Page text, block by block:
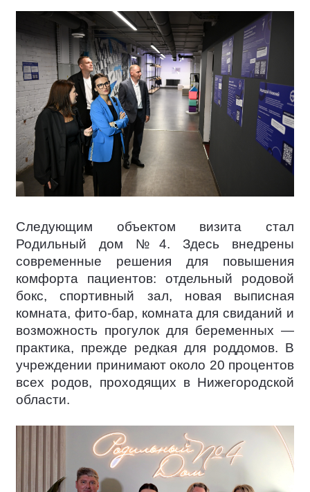
Следующим объектом визита стал
Родильный дом №4. Здесь внедрены
современные решения для повышения
комфорта пациентов: отдельный родовой
бокс, спортивный зал, новая выписная
комната, фито-бар, комната для свиданий и
возможность прогулок для беременных —
практика, прежде редкая для роддомов. В
учреждении принимают около 20 процентов
всех родов, проходящих в Нижегородской
области.